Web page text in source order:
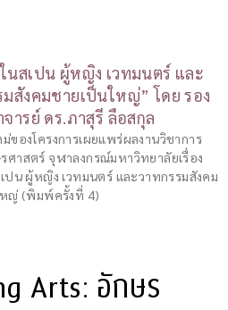
นสเปน ผู้หญิง เวทมนตร์ และ
มสังคมชายเป็นใหญ่” โดย รอง
จารย์ ดร.ภาสุรี ลือสกุล
ของโครงการเผยแพร่ผลงานวิชาการ
าสตร์ จุฬาลงกรณ์มหาวิทยาลัยเรื่อง
ปน ผู้หญิง เวทมนตร์ และวาทกรรมสังคม
หญ่ (พิมพ์ครั้งที่ 4)
Arts: อักษร